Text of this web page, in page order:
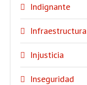
Indignante
Infraestructura
Injusticia
Inseguridad